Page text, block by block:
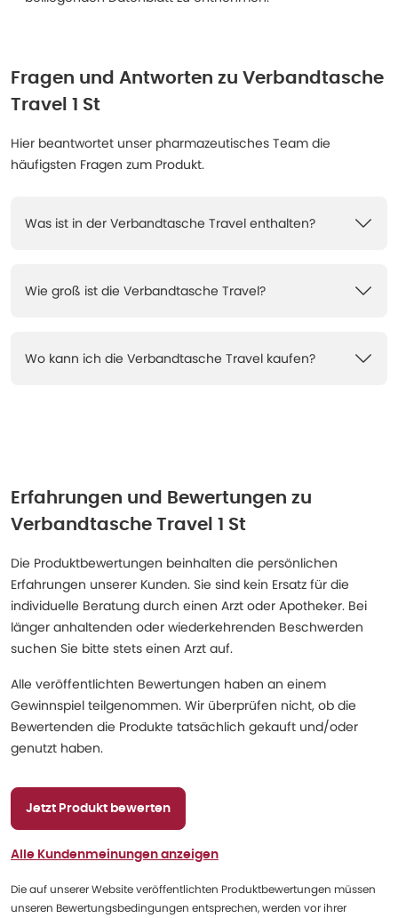
Fragen und Antworten zu Verbandtasche
Travel 1 St
Hier beantwortet unser pharmazeutisches Team die
häufigsten Fragen zum Produkt.
Was ist in der Verbandtasche Travel enthalten?
Wie groß ist die Verbandtasche Travel?
Wo kann ich die Verbandtasche Travel kaufen?
Erfahrungen und Bewertungen zu
Verbandtasche Travel 1 St
Die Produktbewertungen beinhalten die persönlichen
Erfahrungen unserer Kunden. Sie sind kein Ersatz für die
individuelle Beratung durch einen Arzt oder Apotheker. Bei
länger anhaltenden oder wiederkehrenden Beschwerden
suchen Sie bitte stets einen Arzt auf.
Alle veröffentlichten Bewertungen haben an einem
Gewinnspiel teilgenommen. Wir überprüfen nicht, ob die
Bewertenden die Produkte tatsächlich gekauft und/oder
genutzt haben.
Jetzt Produkt bewerten
Alle Kundenmeinungen anzeigen
Die auf unserer Website veröffentlichten Produktbewertungen müssen
unseren Bewertungsbedingungen entsprechen, werden vor ihrer